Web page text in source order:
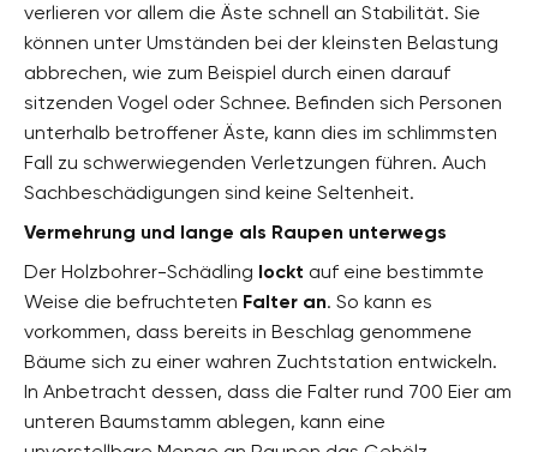
verlieren vor allem die Äste schnell an Stabilität. Sie
können unter Umständen bei der kleinsten Belastung
abbrechen, wie zum Beispiel durch einen darauf
sitzenden Vogel oder Schnee. Befinden sich Personen
unterhalb betroffener Äste, kann dies im schlimmsten
Fall zu schwerwiegenden Verletzungen führen. Auch
Sachbeschädigungen sind keine Seltenheit.
Vermehrung und lange als Raupen unterwegs
Der Holzbohrer-Schädling lockt auf eine bestimmte
Weise die befruchteten Falter an. So kann es
vorkommen, dass bereits in Beschlag genommene
Bäume sich zu einer wahren Zuchtstation entwickeln.
In Anbetracht dessen, dass die Falter rund 700 Eier am
unteren Baumstamm ablegen, kann eine